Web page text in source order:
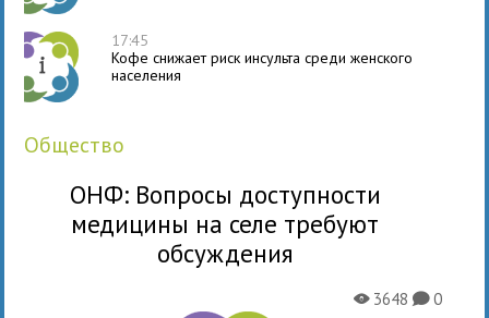
17:45
Кофе снижает риск инсульта среди женского
населения
общество
ОНФ: Вопросы доступности
медицины на селе требуют
обсуждения
X3648K0